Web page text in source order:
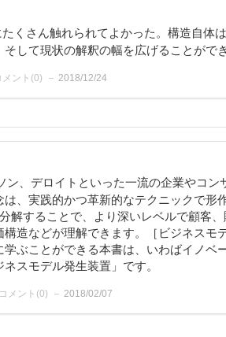
くさん触れられてよかった。構造自体
して現状の解釈の幅を広げることができ
メント(0) 2018/12/24
ン、デロイトといった一流の企業やコン
は、実践的かつ革新的なテクニックで形
解することで、より深いレベルで顧客
構造などが理解できます。［ビジネスモ
ぶことができる本書は、いわばイノベ
スモデル発生装置」です。
コメント(0) 2018/02/07